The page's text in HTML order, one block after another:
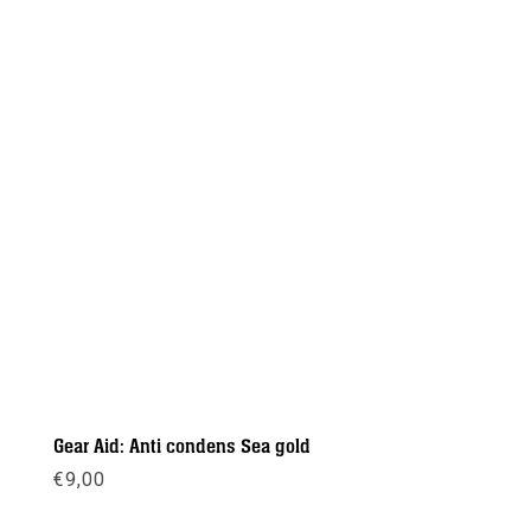
Gear Aid: Anti condens Sea gold
€9,00